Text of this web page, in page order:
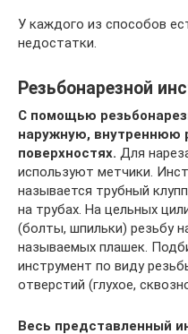
У каждого из способов
недостатки.
Резьбонарезной
С помощью
наружную, внутреннюю
поверхностях. Для
используют метчики.
называется трубный
на трубах. На цельных
(болты, шпильки) резьбу
называемых плашек.
инструмент по виду
отверстий (глухое,
Весь представленный